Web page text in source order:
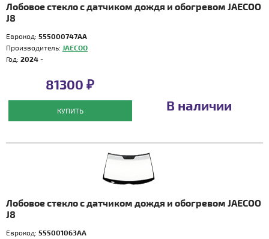
Лобовое стекло с датчиком дождя и обогревом JAECOO
J8
Еврокод: 555000747AA
Производитель: JAECOO
Год: 2024 -
81300 ₽
КУПИТЬ В наличии
Лобовое стекло с датчиком дождя и обогревом JAECOO
J8
Еврокод: 555001063AA